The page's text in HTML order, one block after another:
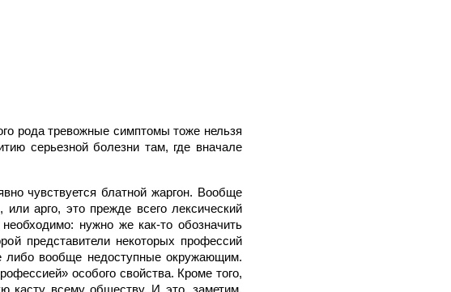
рода тревожные симптомы тоже нельзя
серьезной болезни там, где вначале
чувствуется блатной жаргон. Вообще
арго, это прежде всего лексический
нужно же как-то обозначить
представители некоторых профессий
либо вообще недоступные окружающим.
особого свойства. Кроме того,
касту всему обществу. И это, заметим,